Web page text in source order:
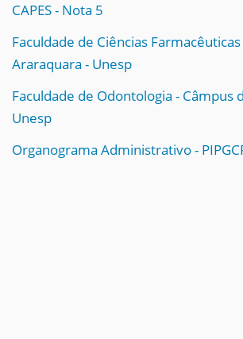
CAPES - Nota 5
Faculdade de Ciências
Araraquara - Unesp
Faculdade de Odontologia - Câmpus
Unesp
Organograma Administrativo -